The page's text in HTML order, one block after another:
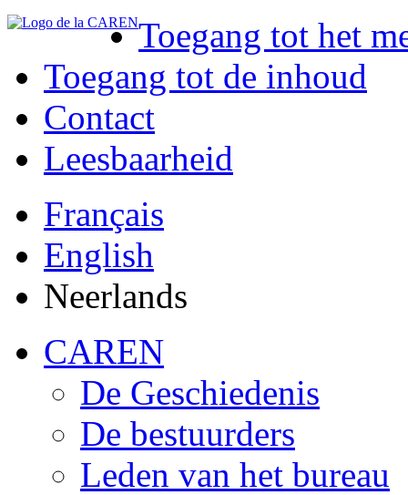
Toegang tot het
Toegang tot de inhoud
Contact
Leesbaarheid
Français
English
Neerlands
CAREN
De Geschiedenis
De bestuurders
Leden van het bureau